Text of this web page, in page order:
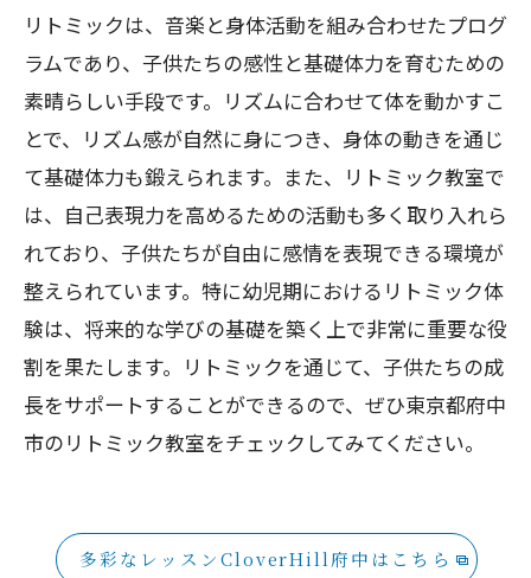
リトミックは、音楽と身体活動を組み合わせたプログ
ラムであり、子供たちの感性と基礎体力を育むための
素晴らしい手段です。リズムに合わせて体を動かすこ
とで、リズム感が自然に身につき、身体の動きを通じ
て基礎体力も鍛えられます。また、リトミック教室で
は、自己表現力を高めるための活動も多く取り入れら
れており、子供たちが自由に感情を表現できる環境が
整えられています。特に幼児期におけるリトミック体
験は、将来的な学びの基礎を築く上で非常に重要な役
割を果たします。リトミックを通じて、子供たちの成
長をサポートすることができるので、ぜひ東京都府中
市のリトミック教室をチェックしてみてください。
多彩なレッスンCloverHill府中はこちら